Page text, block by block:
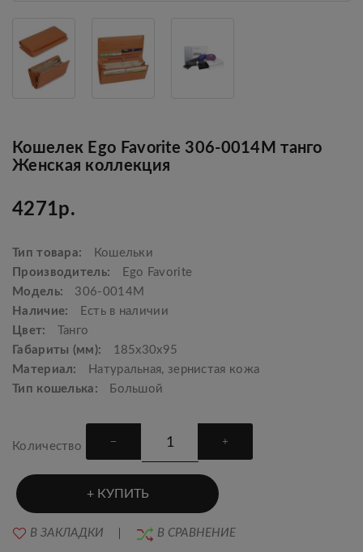
Кошелек Ego Favorite 306-0014М танго
Женская коллекция
4271р.
Тип товара:
Кошельки
Производитель:
Ego Favorite
Модель:
306-0014M
Наличие:
Есть в наличии
Цвет:
Танго
Габариты (мм):
185x30x95
Материал:
Натуральная, зернистая кожа
Тип кошелька:
Большой
Количество
КУПИТЬ
В ЗАКЛАДКИ В СРАВНЕНИЕ